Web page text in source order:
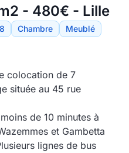
- 480€ - Lille
Chambre
Meublé
colocation de 7
située au 45 rue
de 10 minutes à
et Gambetta
lignes de bus